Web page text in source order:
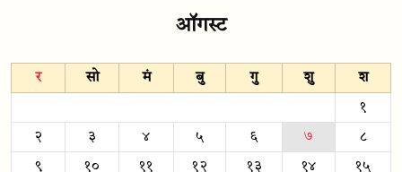
ऑगस्ट
र सो मं बु गु शु श
१
२ ३ ४ ५ ६ ७ ८
९ १० ११ १२ १३ १४ १५